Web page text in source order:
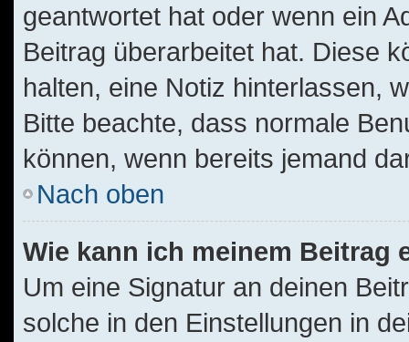
geantwortet hat oder wenn ein
Beitrag überarbeitet hat. Diese
halten, eine Notiz hinterlassen,
Bitte beachte, dass normale
können, wenn bereits jemand
Nach oben
Wie kann ich meinem Beitrag
Um eine Signatur an deinen
solche in den Einstellungen in